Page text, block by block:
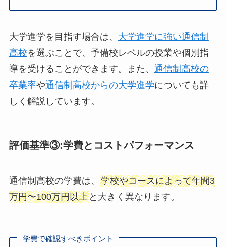
大学進学を目指す場合は、 大学進学に強い通信制
高校を選ぶことで、予備校レベルの授業や個別指
導を受けることができます。また、 通信制高校の
卒業率や通信制高校からの大学進学についても詳
しく解説しています。
評価基準③:学費とコストパフォーマンス
通信制高校の学費は、 学校やコースによって年間3
万円〜100万円以上と大きく異なります。
学費で確認すべきポイント